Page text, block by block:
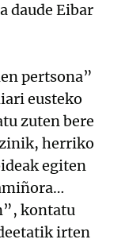
daude Eibar
pertsona”
eusteko
zuten bere
herriko
egiten
kontatu
irten